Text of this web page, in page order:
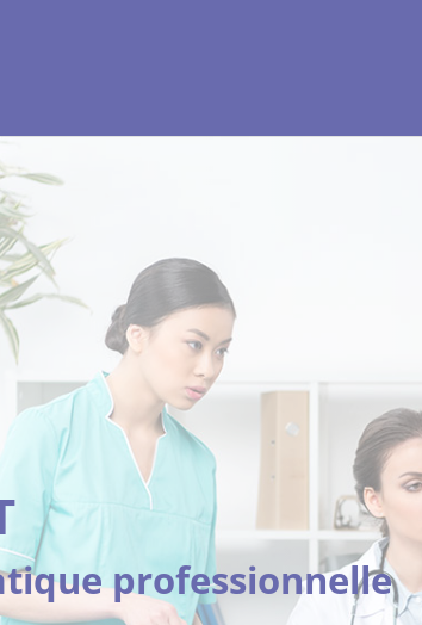
professionnelle